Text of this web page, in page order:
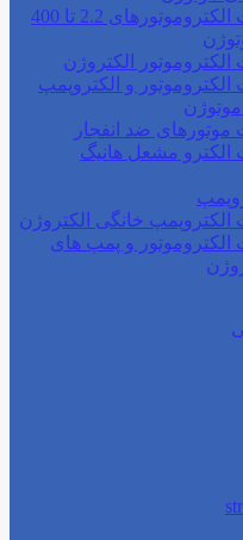
لیست قیمت الکتروموتورهای 2.2 تا 400
الکتروژن
و الکتروپمپ
ضد انفجار
مشعل هانیگ
خانگی الکتروژن
و پمپ های